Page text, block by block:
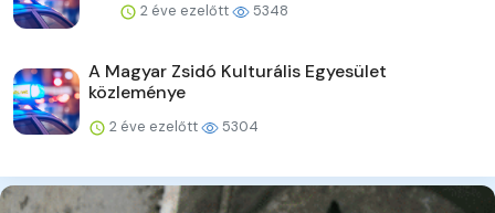
2 éve ezelőtt 5348
A Magyar Zsidó Kulturális Egyesület
közleménye
2 éve ezelőtt 5304